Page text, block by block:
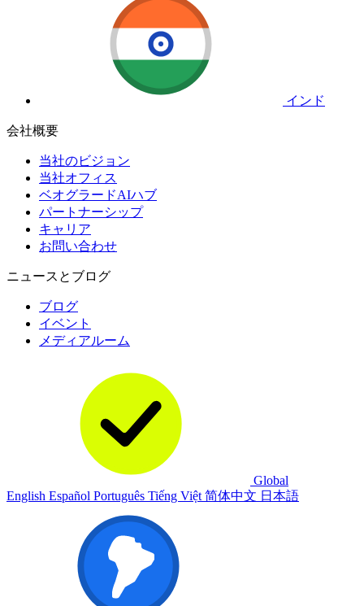
インド
会社概要
当社のビジョン
当社オフィス
ベオグラードAIハブ
パートナーシップ
キャリア
お問い合わせ
ニュースとブログ
ブログ
イベント
メディアルーム
Global
English Español Português Tiếng Việt 简体中文 日本語